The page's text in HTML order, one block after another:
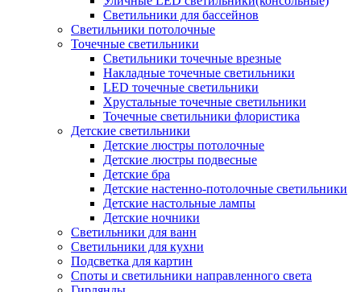
Светильники для бассейнов
Светильники потолочные
Точечные светильники
Светильники точечные врезные
Накладные точечные светильники
LED точечные светильники
Хрустальные точечные светильники
Точечные светильники флористика
Детские светильники
Детские люстры потолочные
Детские люстры подвесные
Детские бра
Детские настенно-потолочные светильники
Детские настольные лампы
Детские ночники
Светильники для ванн
Светильники для кухни
Подсветка для картин
Споты и светильники направленного света